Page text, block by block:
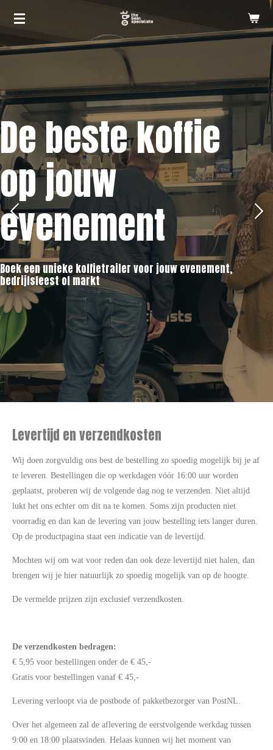
Ga
naar
de
De beste koffie
op jouw
evenement
Boek een unieke koffietrailer voor jouw evenement,
bedrijfsfeest of markt
Levertijd en verzendkosten
Wij doen zorgvuldig ons best de bestelling zo spoedig mogelijk bij je af
te leveren. Bestellingen die op werkdagen vóór 16:00 uur worden
geplaatst, proberen wij de volgende dag nog te verzenden. Niet altijd
lukt het ons echter om dit na te komen. Soms zijn producten niet
voorradig en dan kan de levering van jouw bestelling iets langer duren.
Op de productpagina staat een indicatie van de levertijd.
Mochten wij om wat voor reden dan ook deze levertijd niet halen, dan
brengen wij je hier natuurlijk zo spoedig mogelijk van op de hoogte.
De vermelde prijzen zijn exclusief verzendkosten.
De verzendkosten bedragen:
€ 5,95 voor bestellingen onder de € 45,-
Gratis voor bestellingen vanaf € 45,-
Levering verloopt via de postbode of pakketbezorger van PostNL.
Over het algemeen zal de aflevering de eerstvolgende werkdag tussen
9:00 en 18:00 plaatsvinden. Helaas kunnen wij het moment van